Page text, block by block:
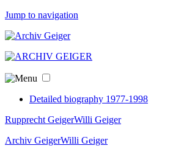
Jump to navigation
Detailed biography 1977-1998
Rupprecht GeigerWilli Geiger
Archiv GeigerWilli Geiger